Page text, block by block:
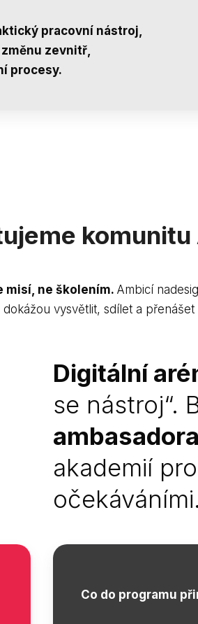
pracovní nástroj,
zevnitř,
procesy.
misí, ne školením. Ambicí
vysvětlit, sdílet a přenášet
Digitální
se nástroj“.
ambasadora
akademií
očekáváními.
Co do programu